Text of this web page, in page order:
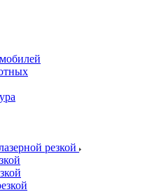
резкой